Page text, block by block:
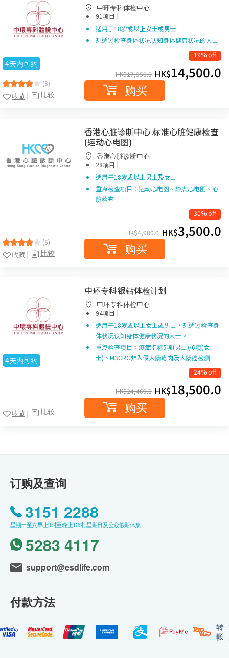
4天内可约
(3)
比较
收藏
中环专科体检中心
91项目 |
适用于18岁或以上女士或男士
想透过检查身体状况认知身体健康状况的人士
19% off
HK$17,950.0 HK$14,500.0
购买
(5)
比较
收藏
香港心脏诊断中心 标准心脏健康检查
(运动心电图)
香港心脏诊断中心
28项目 |
适用于18岁或以上男士及女士
重点检查项目：运动心电图、静态心电图、心
脏检查
30% off
HK$4,980.0 HK$3,500.0
购买
4天内可约
比较
收藏
中环专科银钻体检计划
中环专科体检中心
94项目 |
适用于18岁或以上女士或男士，想透过检查身
体状况认知身体健康状况的人士。
重点检查项目：癌症指标5项(男士)/6项(女
士)、M3CRC非入侵大肠瘜肉及大肠癌检测…
24% off
HK$24,469.0 HK$18,500.0
购买
订购及查询
3151 2288
星期一至六早上9时至晚上12时; 星期日及公众假期休息
5283 4117
support@esdlife.com
付款方法
转
帐